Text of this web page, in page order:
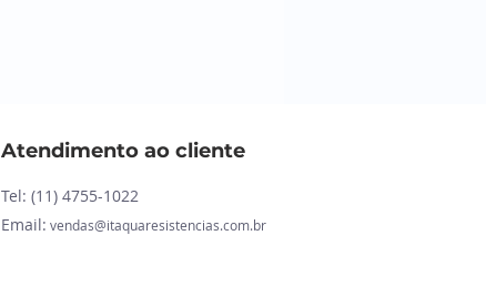
Atendimento ao cliente
Tel: (11) 4755-1022
Email: vendas@itaquaresistencias.com.br